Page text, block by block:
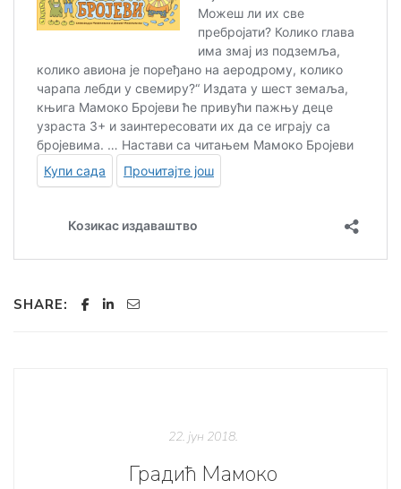
SHARE:
22. јун 2018.
Градић Мамоко